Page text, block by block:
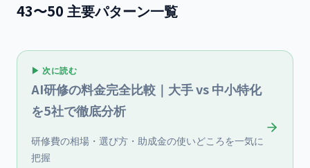
43〜50 主要パターン一覧
▶ 次に読む
AI研修の料金完全比較｜大手 vs 中小特化
を5社で徹底分析
研修費の相場・選び方・助成金の使いどころを一気に
把握